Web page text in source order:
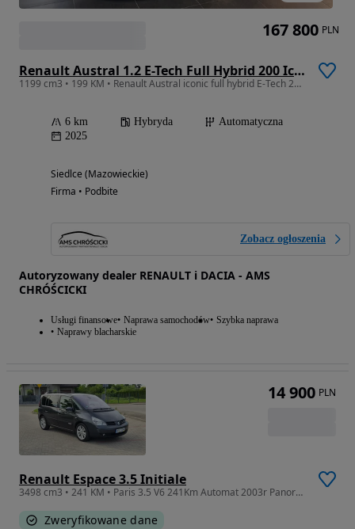
Renault Austral 1.2 E-Tech Full Hybrid 200 Iconic MMT
1199 cm3 • 199 KM • Renault Austral iconic full hybrid E-Tech 200. Wyprzedaż rocznika!
6 km Hybryda
Automatyczna
2025
Siedlce (Mazowieckie)
Firma • Podbite
Zobacz ogłoszenia
Autoryzowany dealer RENAULT i DACIA - AMS
CHRÓŚCICKI
Usługi finansowe Naprawa samochodów Szybka naprawa
Naprawy blacharskie
167 800 PLN
Renault Espace 3.5 Initiale
3498 cm3 • 241 KM • Paris 3.5 V6 241Km Automat 2003r Panorama Skóra Xenon 7-osobowy
Zweryfikowane dane
14 900 PLN